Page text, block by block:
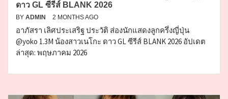
ดาว GL ซีรีส์ BLANK 2026
BY ADMIN 2 MONTHS AGO
อาภัสรา เลิศประเสริฐ ประวัติ ส่องนักแสดงลูกครึ่งญี่ปุ่น
@yoko 1.3M น้องสาวเนโกะ ดาว GL ซีรีส์ BLANK 2026 อัปเดต
ล่าสุด: พฤษภาคม 2026